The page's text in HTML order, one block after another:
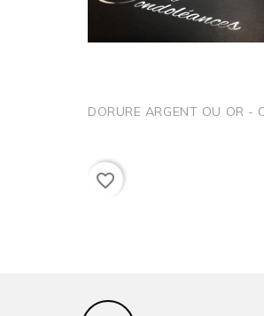
DORURE ARGENT OU OR -
favorite_border